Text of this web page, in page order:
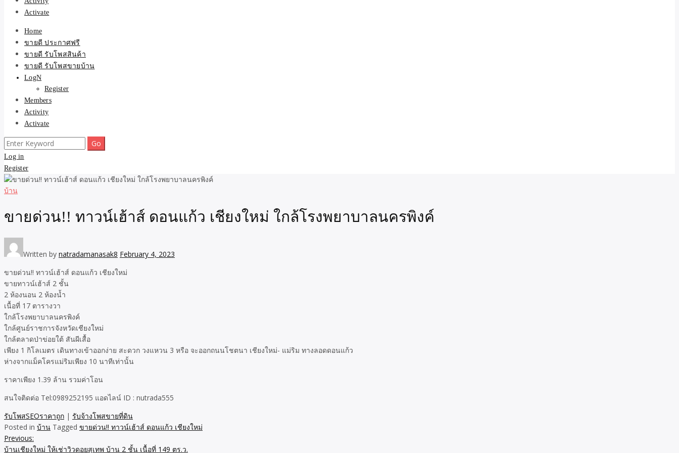
Activate
Home
ขายดี ประกาศฟรี
ขายดี รับโพสสินค้า
ขายดี รับโพสขายบ้าน
LogN
Register
Members
Activity
Activate
Search
for:
Log in
Register
บ้าน
ขายด่วน!! ทาวน์เฮ้าส์ ดอนแก้ว เชียงใหม่ ใกล้โรงพยาบาลนครพิงค์
Written by natradamanasak8 February 4, 2023
ขายด่วน!! ทาวน์เฮ้าส์ ดอนแก้ว เชียงใหม่
ขายทาวน์เฮ้าส์ 2 ชั้น
2 ห้องนอน 2 ห้องน้ำ
เนื้อที่ 17 ตารางวา
ใกล้โรงพยาบาลนครพิงค์
ใกล้ศูนย์ราชการจังหวัดเชียงใหม่
ใกล้ตลาดป่าข่อยใต้ สันผีเสื้อ
เพียง 1 กิโลเมตร เดินทางเข้าออกง่าย สะดวก วงแหวน 3 หรือ จะออกถนนโชตนา เชียงใหม่- แม่ริม ทางลอดดอนแก้ว
ห่างจากแม็คโครแม่ริมเพียง 10 นาทีเท่านั้น
ราคาเพียง 1.39 ล้าน รวมค่าโอน
สนใจติดต่อ Tel:0989252195 แอดไลน์ ID : nutrada555
รับโพสSEOราคาถูก | รับจ้างโพสขายที่ดิน
Posted in บ้าน Tagged ขายด่วน!! ทาวน์เฮ้าส์ ดอนแก้ว เชียงใหม่
Post
Previous:
บ้านเชียงใหม่ ให้เช่าวิวดอยสุเทพ บ้าน 2 ชั้น เนื้อที่ 149 ตร.ว.